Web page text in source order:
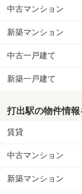
中古マンション
新築マンション
中古一戸建て
新築一戸建て
打出駅の物件情
賃貸
中古マンション
新築マンション